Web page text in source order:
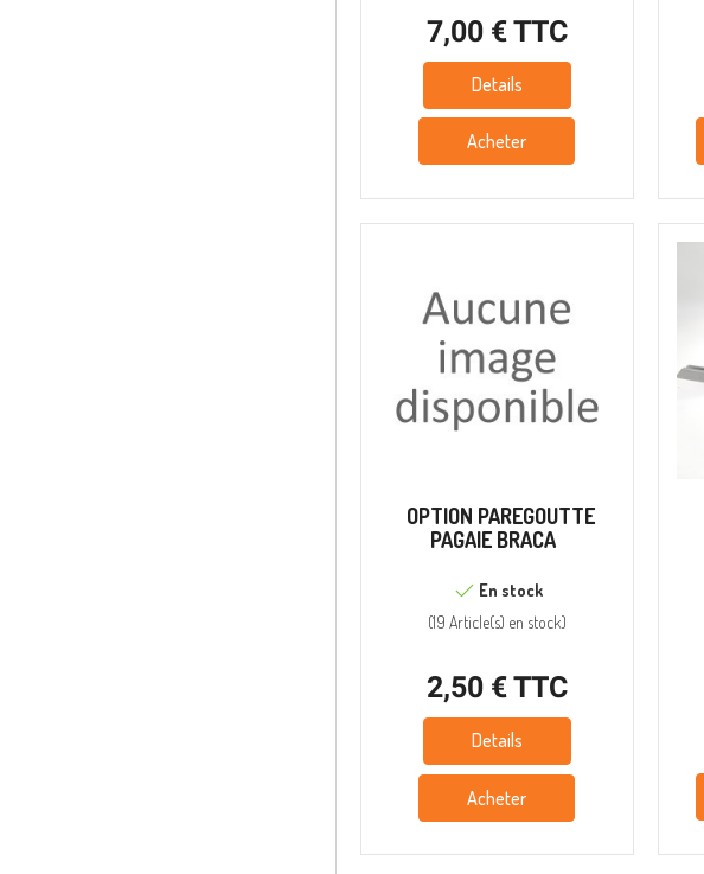
7,00 € TTC
Details
Acheter
OPTION PAREGOUTTE
PAGAIE BRACA
En stock
(19 Article(s) en stock)
2,50 € TTC
Details
Acheter